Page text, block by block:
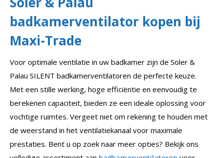
badkamerventilator kopen bij
Maxi-Trade
Voor optimale ventilatie in uw badkamer zijn de Soler &
Palau SILENT badkamerventilatoren de perfecte keuze.
Met een stille werking, hoge efficiëntie en eenvoudig te
berekenen capaciteit, bieden ze een ideale oplossing voor
vochtige ruimtes. Vergeet niet om rekening te houden met
de weerstand in het ventilatiekanaal voor maximale
prestaties. Bent u op zoek naar meer opties? Bekijk ons